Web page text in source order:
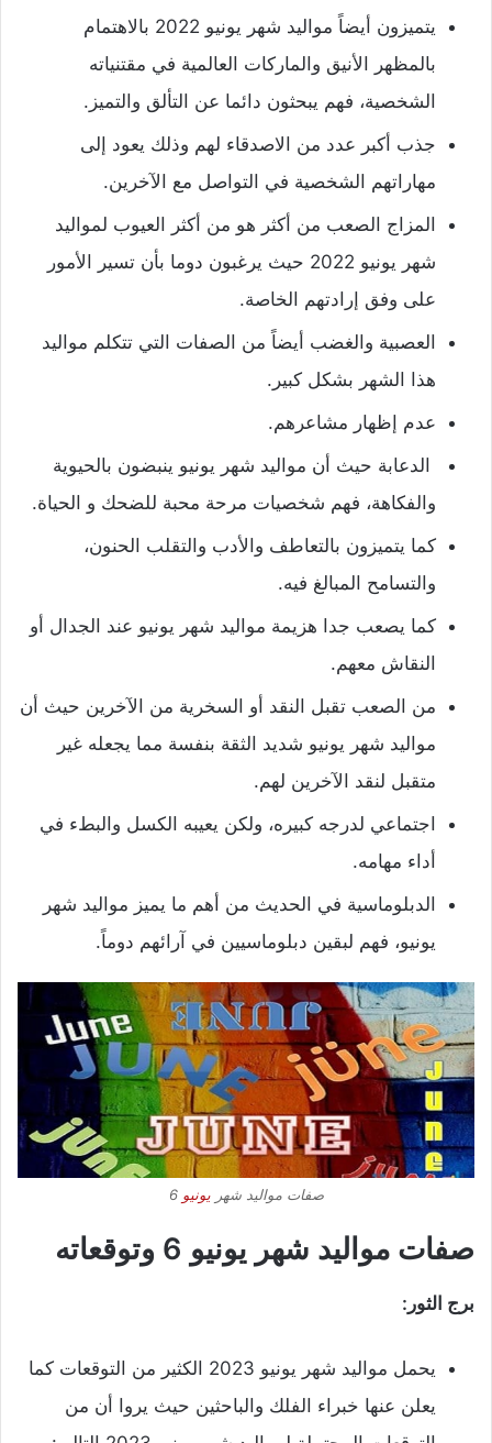
يتميزون أيضاً مواليد شهر يونيو 2022 بالاهتمام
بالمظهر الأنيق والماركات العالمية في مقتنياته
الشخصية، فهم يبحثون دائما عن التألق والتميز.
جذب أكبر عدد من الاصدقاء لهم وذلك يعود إلى
مهاراتهم الشخصية في التواصل مع الآخرين.
المزاج الصعب من أكثر هو من أكثر العيوب لمواليد
شهر يونيو 2022 حيث يرغبون دوما بأن تسير الأمور
على وفق إرادتهم الخاصة.
العصبية والغضب أيضاً من الصفات التي تتكلم مواليد
هذا الشهر بشكل كبير.
عدم إظهار مشاعرهم.
الدعابة حيث أن مواليد شهر يونيو ينبضون بالحيوية
والفكاهة، فهم شخصيات مرحة محبة للضحك و الحياة.
كما يتميزون بالتعاطف والأدب والتقلب الحنون،
والتسامح المبالغ فيه.
كما يصعب جدا هزيمة مواليد شهر يونيو عند الجدال أو
النقاش معهم.
من الصعب تقبل النقد أو السخرية من الآخرين حيث أن
مواليد شهر يونيو شديد الثقة بنفسة مما يجعله غير
متقبل لنقد الآخرين لهم.
اجتماعي لدرجه كبيره، ولكن يعيبه الكسل والبطء في
أداء مهامه.
الدبلوماسية في الحديث من أهم ما يميز مواليد شهر
يونيو، فهم لبقين دبلوماسيين في آرائهم دوماً.
صفات مواليد شهريونيو 6
صفات مواليد شهر يونيو 6 وتوقعاته
برج الثور:
يحمل مواليد شهر يونيو 2023 الكثير من التوقعات كما
يعلن عنها خبراء الفلك والباحثين حيث يروا أن من